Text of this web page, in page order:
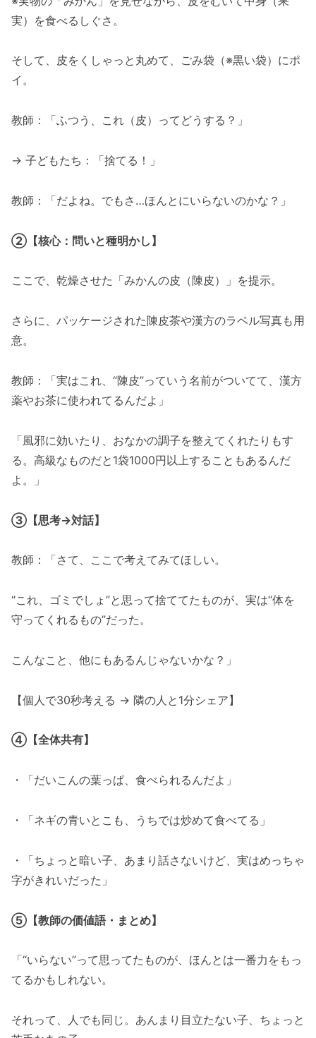
実）を食べるしぐさ。
そして、皮をくしゃっと丸めて、ごみ袋（※黒い袋）にポ
イ。
教師：「ふつう、これ（皮）ってどうする？」
→ 子どもたち：「捨てる！」
教師：「だよね。でもさ…ほんとにいらないのかな？」
②【核心：問いと種明かし】
ここで、乾燥させた「みかんの皮（陳皮）」を提示。
さらに、パッケージされた陳皮茶や漢方のラベル写真も用
意。
教師：「実はこれ、“陳皮”っていう名前がついてて、漢方
薬やお茶に使われてるんだよ」
「風邪に効いたり、おなかの調子を整えてくれたりもす
る。高級なものだと1袋1000円以上することもあるんだ
よ。」
③【思考→対話】
教師：「さて、ここで考えてみてほしい。
“これ、ゴミでしょ”と思って捨ててたものが、実は“体を
守ってくれるもの”だった。
こんなこと、他にもあるんじゃないかな？」
【個人で30秒考える → 隣の人と1分シェア】
④【全体共有】
・「だいこんの葉っぱ、食べられるんだよ」
・「ネギの青いとこも、うちでは炒めて食べてる」
・「ちょっと暗い子、あまり話さないけど、実はめっちゃ
字がきれいだった」
⑤【教師の価値語・まとめ】
「“いらない”って思ってたものが、ほんとは一番力をもっ
てるかもしれない。
それって、人でも同じ。あんまり目立たない子、ちょっと